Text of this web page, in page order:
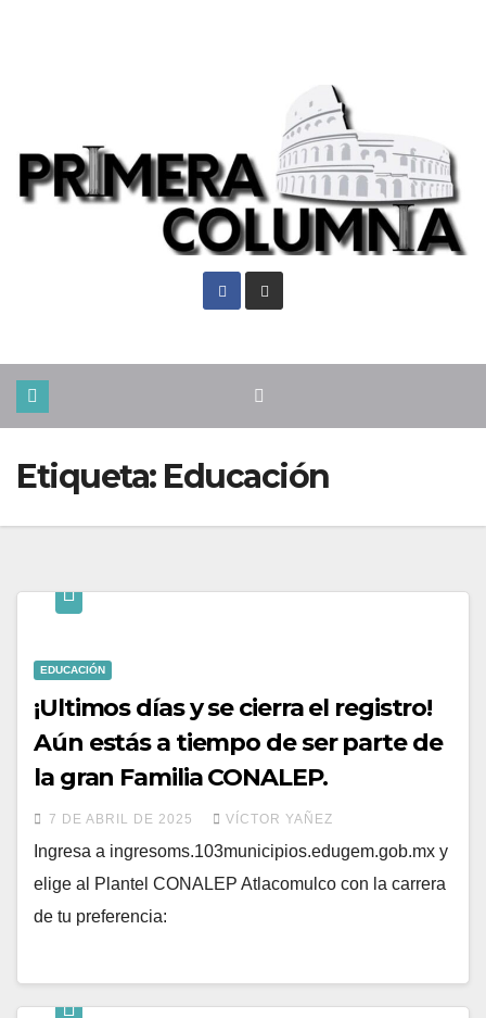
Etiqueta: Educación
EDUCACIÓN
¡Ultimos días y se cierra el registro!
Aún estás a tiempo de ser parte de
la gran Familia CONALEP.
7 DE ABRIL DE 2025 VÍCTOR YAÑEZ
Ingresa a ingresoms.103municipios.edugem.gob.mx y
elige al Plantel CONALEP Atlacomulco con la carrera
de tu preferencia: